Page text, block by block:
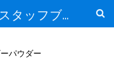
アイエスティスタッフブログ
パウダー